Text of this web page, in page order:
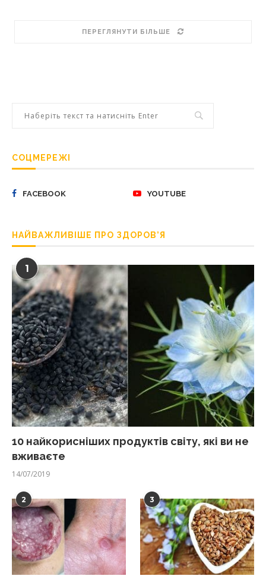
ПЕРЕГЛЯНУТИ БІЛЬШЕ
СОЦМЕРЕЖІ
FACEBOOK YOUTUBE
НАЙВАЖЛИВІШЕ ПРО ЗДОРОВ’Я
1
10 найкорисніших продуктів світу, які ви не
вживаєте
14/07/2019
2 3